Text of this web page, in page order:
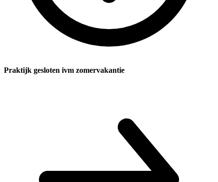
Praktijk gesloten ivm zomervakantie